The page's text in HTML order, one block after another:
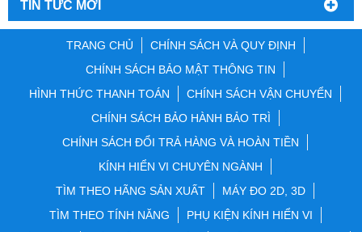
TIN TỨC MỚI
TRANG CHỦ
CHÍNH SÁCH VÀ QUY ĐỊNH
CHÍNH SÁCH BẢO MẬT THÔNG TIN
HÌNH THỨC THANH TOÁN
CHÍNH SÁCH VẬN CHUYỂN
CHÍNH SÁCH BẢO HÀNH BẢO TRÌ
CHÍNH SÁCH ĐỔI TRẢ HÀNG VÀ HOÀN TIỀN
KÍNH HIỂN VI CHUYÊN NGÀNH
TÌM THEO HÃNG SẢN XUẤT
MÁY ĐO 2D, 3D
TÌM THEO TÍNH NĂNG
PHỤ KIỆN KÍNH HIỂN VI